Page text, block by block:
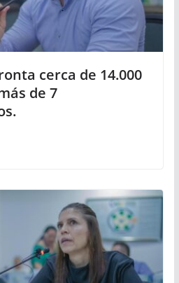
cerca de 14.000
de 7